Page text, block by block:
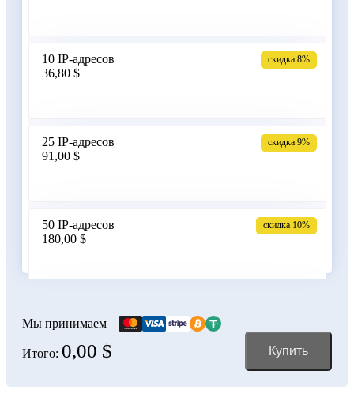
Боливия
10 IP-адресов
36,80 $
скидка 8%
25 IP-адресов
91,00 $
скидка 9%
50 IP-адресов
180,00 $
скидка 10%
356,00 $
150 IP-адресов
скидка 12%
Мы принимаем
Итого: 0,00 $ Купить